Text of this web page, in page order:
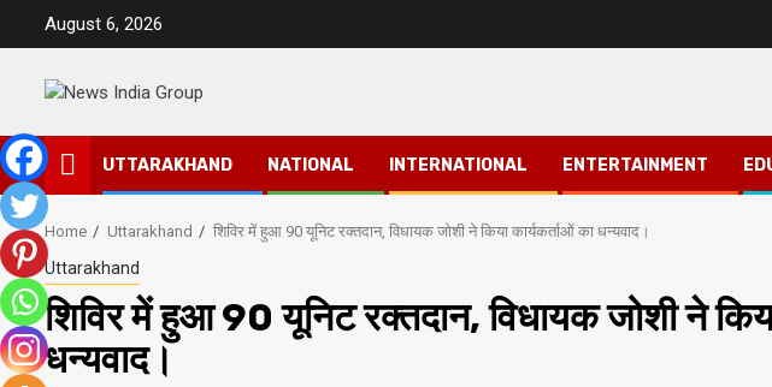
August 6, 2026
UTTARAKHAND NATIONAL INTERNATIONAL ENTERTAINMENT
Home Uttarakhand शिविर में हुआ 90 यूनिट रक्तदान, विधायक जोशी ने किया कार्यकर्ताओं का धन्यवाद।
Uttarakhand
शिविर में हुआ 90 यूनिट रक्तदान, विधायक जोशी ने
धन्यवाद।